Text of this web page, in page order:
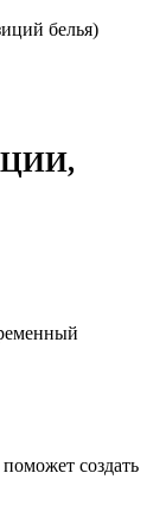
белья)
создать